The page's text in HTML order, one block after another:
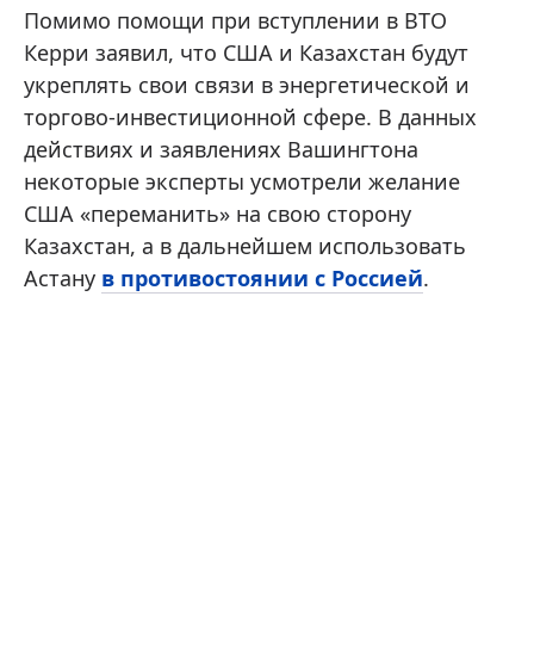
Помимо помощи при вступлении в ВТО
Керри заявил, что США и Казахстан будут
укреплять свои связи в энергетической и
торгово-инвестиционной сфере. В данных
действиях и заявлениях Вашингтона
некоторые эксперты усмотрели желание
США «переманить» на свою сторону
Казахстан, а в дальнейшем использовать
Астану в противостоянии с Россией.